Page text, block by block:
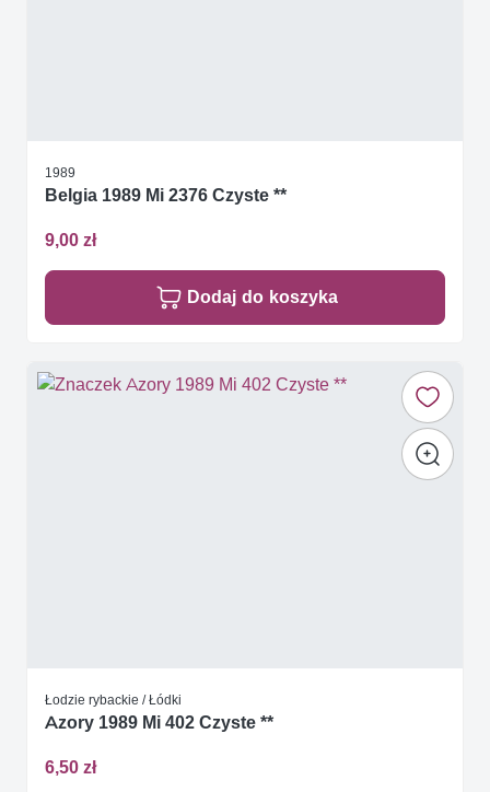
1989
Belgia 1989 Mi 2376 Czyste **
9,00 zł
Dodaj do koszyka
Łodzie rybackie / Łódki
Azory 1989 Mi 402 Czyste **
6,50 zł